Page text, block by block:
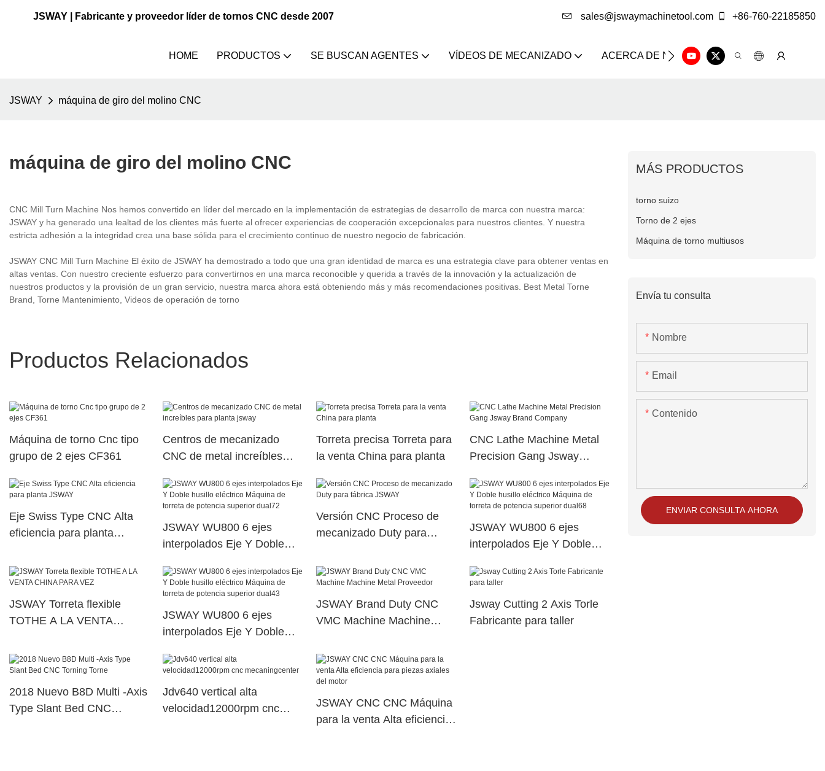
JSWAY | Fabricante y proveedor líder de tornos CNC desde 2007 sales@jswaymachinetool.com +86-760-22185850
HOME PRODUCTOS SE BUSCAN AGENTES VÍDEOS DE MECANIZADO ACERCA DE NOSOTROS SOLUCIÓN
JSWAY máquina de giro del molino CNC
máquina de giro del molino CNC
CNC Mill Turn Machine Nos hemos convertido en líder del mercado en la implementación de estrategias de desarrollo de marca con nuestra marca:
JSWAY y ha generado una lealtad de los clientes más fuerte al ofrecer experiencias de cooperación excepcionales para nuestros clientes. Y nuestra
estricta adhesión a la integridad crea una base sólida para el crecimiento continuo de nuestro negocio de fabricación.
JSWAY CNC Mill Turn Machine El éxito de JSWAY ha demostrado a todo que una gran identidad de marca es una estrategia clave para obtener ventas en
altas ventas. Con nuestro creciente esfuerzo para convertirnos en una marca reconocible y querida a través de la innovación y la actualización de
nuestros productos y la provisión de un gran servicio, nuestra marca ahora está obteniendo más y más recomendaciones positivas. Best Metal Torne
Brand, Torne Mantenimiento, Videos de operación de torno
Productos Relacionados
Máquina de torno Cnc tipo
grupo de 2 ejes CF361
Centros de mecanizado
CNC de metal increíbles
Torreta precisa Torreta para
la venta China para planta
CNC Lathe Machine Metal
Precision Gang Jsway
Eje Swiss Type CNC Alta
eficiencia para planta
JSWAY WU800 6 ejes
interpolados Eje Y Doble
torreta de potencia superior
dual72
Versión CNC Proceso de
mecanizado Duty para
JSWAY WU800 6 ejes
interpolados Eje Y Doble
torreta de potencia superior
JSWAY Torreta flexible
TOTHE A LA VENTA
JSWAY WU800 6 ejes
interpolados Eje Y Doble
torreta de potencia superior
JSWAY Brand Duty CNC
VMC Machine Machine
Jsway Cutting 2 Axis Torle
Fabricante para taller
2018 Nuevo B8D Multi -Axis
Type Slant Bed CNC
Jdv640 vertical alta
velocidad12000rpm cnc
JSWAY CNC CNC Máquina
para la venta Alta eficiencia
MÁS PRODUCTOS
torno suizo
Torno de 2 ejes
Máquina de torno multiusos
Envía tu consulta
Nombre
Email
Contenido
ENVIAR CONSULTA AHORA